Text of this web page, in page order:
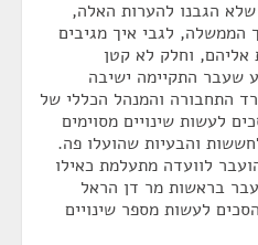
שלא הגבנו להערות האלה,
הממשלה, לגבי איך מגיבים
אליהם, וחלק לא קטן
שעבר התקיימה ישיבה
התחבורה והמנהל הכללי של
לעשות שינויים מסוימים
והבעיות שהועלו פה.
לוועדה מתעלמת כאילו
בראשות מר דן הראל
לעשות מספר שינויים